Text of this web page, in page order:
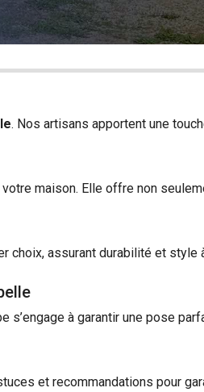
. Nos artisans apportent une
maison. Elle offre non
choix, assurant durabilité et
s’engage à garantir une pose
et recommandations pour